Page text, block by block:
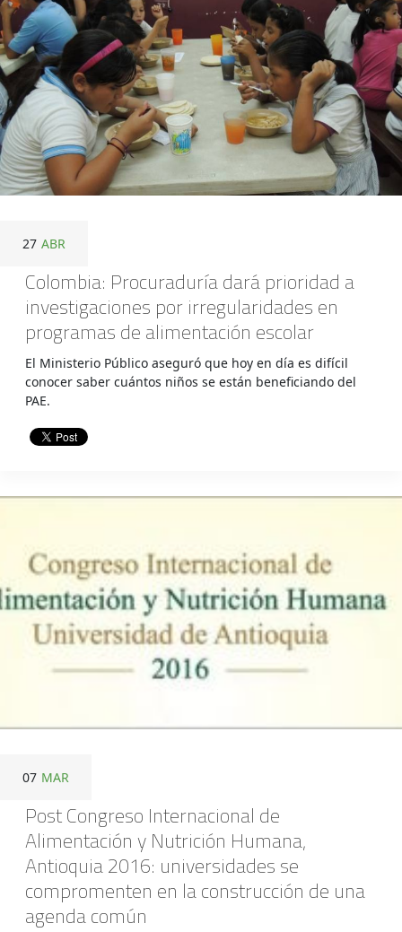
27 ABR
Colombia: Procuraduría dará prioridad a
investigaciones por irregularidades en
programas de alimentación escolar
El Ministerio Público aseguró que hoy en día es difícil
conocer saber cuántos niños se están beneficiando del
PAE.
07 MAR
Post Congreso Internacional de
Alimentación y Nutrición Humana,
Antioquia 2016: universidades se
compromenten en la construcción de una
agenda común